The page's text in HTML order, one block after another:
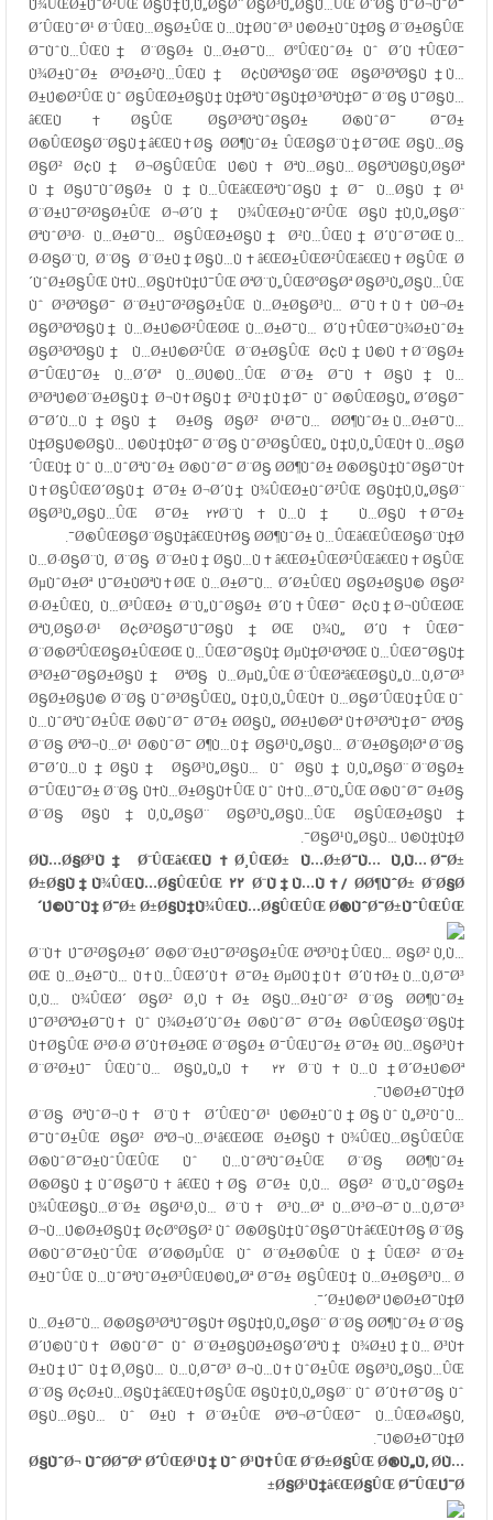
Ù¾ÛŒØ±ÙˆØ²ÛŒ Ø§Ù†Ù‚Ù„Ø§Ø¨ Ø§Ø³Ù„Ø§Ù…ÛŒ Ø¨Ø§ ÙˆØ¬ÙˆØ¯
Ø´ÛŒÙˆØ¹ Ø¨ÛŒÙ…Ø§Ø±ÛŒ Ù…Ù†Ø­ÙˆØ³ Ú©Ø±ÙˆÙ†Ø§ Ø¨Ø±Ø§ÛŒ
Ø¯ÙˆÙ…ÛŒÙ† Ø¨Ø§Ø± Ù…Ø±Ø¯Ù… ØºÛŒÙˆØ± Ùˆ Ø´Ù‡ÛŒØ¯
Ù¾Ø±ÙˆØ± Ø³Ø±Ø²Ù…ÛŒÙ† Ø¢ÙØªØ§Ø¨ØŒ Ø§Ø³ØªØ§Ù† Ù…
Ø±Ú©Ø²ÛŒ Ùˆ Ø§ÛŒØ±Ø§Ù† Ù†ØªÙˆØ§Ù†Ø³ØªÙ†Ø¯ Ø¨Ø§ Ú¯Ø§Ù…
â€ŒÙ‡Ø§ÛŒ Ø§Ø³ØªÙˆØ§Ø± Ø®ÙˆØ¯ Ø¯Ø±
Ø®ÛŒØ§Ø¨Ø§Ù†â€ŒÙ‡Ø§ Ø­Ø¶ÙˆØ± ÛŒØ§Ø¨Ù†Ø¯ØŒ Ø§Ù…Ø§
Ø§Ø² Ø¢Ù† Ø¬Ø§ÛŒÛŒ Ú©Ù‡ ØªÙ…Ø§Ù… Ø§ØªÙØ§Ù‚Ø§Øª
Ù†Ø§Ú¯ÙˆØ§Ø± Ù†Ù…ÛŒâ€ŒØªÙˆØ§Ù†Ø¯ Ù…Ø§Ù†Ø¹
Ø¨Ø±Ú¯Ø²Ø§Ø±ÛŒ Ø¬Ø´Ù† Ù¾ÛŒØ±ÙˆØ²ÛŒ Ø§Ù†Ù‚Ù„Ø§Ø¨
ØªÙˆØ³Ø· Ù…Ø±Ø¯Ù… Ø§ÛŒØ±Ø§Ù† Ø²Ù…ÛŒÙ† Ø´ÙˆØ¯ØŒ Ù…
Ø·Ø§Ø¨Ù‚ Ø¨Ø§ Ø¨Ø±Ù†Ø§Ù…Ù‡â€ŒØ±ÛŒØ²ÛŒâ€ŒÙ‡Ø§ÛŒ Ø
´ÙˆØ±Ø§ÛŒ Ù‡Ù…Ø§Ù‡Ù†Ú¯ÛŒ ØªØ¨Ù„ÛŒØºØ§Øª Ø§Ø³Ù„Ø§Ù…ÛŒ
Ùˆ Ø³ØªØ§Ø¯ Ø¨Ø±Ú¯Ø²Ø§Ø±ÛŒ Ù…Ø±Ø§Ø³Ù… Ø¯Ù‡Ù‡ ÙØ¬Ø±
Ø§Ø³ØªØ§Ù† Ù…Ø±Ú©Ø²ÛŒØŒ Ù…Ø±Ø¯Ù… Ø´Ù‡ÛŒØ¯Ù¾Ø±ÙˆØ±
Ø§Ø³ØªØ§Ù† Ù…Ø±Ú©Ø²ÛŒ Ø¨Ø±Ø§ÛŒ Ø¢Ù†Ú©Ù‡ Ø¨Ø§Ø±
Ø¯ÛŒÚ¯Ø± Ù…Ø´Øª Ù…Ø­Ú©Ù…ÛŒ Ø¨Ø± Ø¯Ù‡Ø§Ù† Ù…
Ø³ØªÚ©Ø¨Ø±Ø§Ù† Ø¬Ù‡Ø§Ù† Ø²Ù†Ù†Ø¯ Ùˆ Ø®ÛŒØ§Ù„ Ø´Ø§Ø¯
Ø¯Ø´Ù…Ù†Ø§Ù† Ø±Ø§ Ø§Ø² Ø¹Ø¯Ù… Ø­Ø¶ÙˆØ± Ù…Ø±Ø¯Ù…
Ù†Ø§Ú©Ø§Ù… Ú©Ù†Ù†Ø¯ Ø¨Ø§ ÙˆØ³Ø§ÛŒÙ„ Ù†Ù‚Ù„ÛŒÙ‡ Ù…Ø§Ø
´ÛŒÙ† Ùˆ Ù…ÙˆØªÙˆØ± Ø®ÙˆØ¯ Ø¨Ø§ Ø­Ø¶ÙˆØ± Ø®Ø§Ù†ÙˆØ§Ø¯Ù‡
Ù‡Ø§ÛŒØ´Ø§Ù† Ø¯Ø± Ø¬Ø´Ù† Ù¾ÛŒØ±ÙˆØ²ÛŒ Ø§Ù†Ù‚Ù„Ø§Ø¨
Ø§Ø³Ù„Ø§Ù…ÛŒ Ø¯Ø± ۲۲Ø¨Ù‡Ù…Ù† Ù…Ø§Ù‡ Ø¯Ø±
Ø®ÛŒØ§Ø¨Ø§Ù†â€ŒÙ‡Ø§ Ø­Ø¶ÙˆØ± Ù…ÛŒâ€ŒÛŒØ§Ø¨Ù†Ø¯.
Ù…Ø·Ø§Ø¨Ù‚ Ø¨Ø§ Ø¨Ø±Ù†Ø§Ù…Ù‡â€ŒØ±ÛŒØ²ÛŒâ€ŒÙ‡Ø§ÛŒ
ØµÙˆØ±Øª Ú¯Ø±ÙØªÙ‡ØŒ Ù…Ø±Ø¯Ù… Ø´Ø±ÛŒÙ Ø§Ø±Ø§Ú© Ø§Ø²
Ø·Ø±ÛŒÙ‚ Ù…Ø³ÛŒØ± Ø¨Ù„ÙˆØ§Ø± Ø´Ù‡ÛŒØ¯ Ø¢Ù†Ø¬ÙÛŒØŒ
ØªÙ‚Ø§Ø·Ø¹ Ø¢Ø²Ø§Ø¯Ú¯Ø§Ù†ØŒ Ù¾Ù„ Ø´Ù‡ÛŒØ¯
Ø¨Ø®ØªÛŒØ§Ø±ÛŒØŒ Ù…ÛŒØ¯Ø§Ù† ØµÙ†Ø¹ØªØŒ Ù…ÛŒØ¯Ø§Ù†
Ø³Ø±Ø¯Ø§Ø±Ø§Ù† ØªØ§ Ù…ØµÙ„ÛŒ Ø¨ÛŒØªâ€ŒØ§Ù„Ù…Ù‚Ø¯Ø³
Ø§Ø±Ø§Ú© Ø¨Ø§ ÙˆØ³Ø§ÛŒÙ„ Ù†Ù‚Ù„ÛŒÙ‡ Ù…Ø§Ø´ÛŒÙ†ÛŒ Ùˆ
Ù…ÙˆØªÙˆØ±ÛŒ Ø®ÙˆØ¯ Ø¯Ø± Ø­Ø§Ù„ Ø­Ø±Ú©Øª Ù‡Ø³ØªÙ†Ø¯ ØªØ§
Ø¨Ø§ ØªØ¬Ù…Ø¹ Ø®ÙˆØ¯ Ø¶Ù…Ù† Ø§Ø¹Ù„Ø§Ù… Ø¨Ø±Ø§Ø¦Øª Ø¨Ø§
Ø¯Ø´Ù…Ù†Ø§Ù† Ø§Ø³Ù„Ø§Ù… Ùˆ Ø§Ù†Ù‚Ù„Ø§Ø¨ Ø¨Ø§Ø±
Ø¯ÛŒÚ¯Ø± Ø¨Ø§ Ù‡Ù…Ø±Ø§Ù‡ÛŒ Ùˆ Ù‡Ù…Ø¯Ù„ÛŒ Ø®ÙˆØ¯ Ø±Ø§
Ø¨Ø§ Ø§Ù†Ù‚Ù„Ø§Ø¨ Ø§Ø³Ù„Ø§Ù…ÛŒ Ø§ÛŒØ±Ø§Ù†
Ø§Ø¹Ù„Ø§Ù… Ú©Ù†Ù†Ø¯.
Ø­Ù…Ø§Ø³Ù‡ Ø¨ÛŒâ€ŒÙ†Ø¸ÛŒØ± Ù…Ø±Ø¯Ù… Ù‚Ù… Ø¯Ø±
Ø±Ø§Ù‡Ù¾ÛŒÙ…Ø§ÛŒÛŒ ۲۲ Ø¨Ù‡Ù…Ù†/ Ø­Ø¶ÙˆØ± Ø¨Ø§Ø
´Ú©ÙˆÙ‡ Ø¯Ø± Ø±Ø§Ù‡Ù¾ÛŒÙ…Ø§ÛŒÛŒ Ø®ÙˆØ¯Ø±ÙˆÛŒÛŒ
Ø¨Ù‡ Ú¯Ø²Ø§Ø±Ø´ Ø®Ø¨Ø±Ú¯Ø²Ø§Ø±ÛŒ ØªØ³Ù†ÛŒÙ… Ø§Ø² Ù‚Ù…
ØŒ Ù…Ø±Ø¯Ù… Ù‡Ù…ÛŒØ´Ù‡ Ø¯Ø± ØµØ­Ù†Ù‡ Ø´Ù‡Ø± Ù…Ù‚Ø¯Ø³
Ù‚Ù… Ù¾ÛŒØ´ Ø§Ø² Ø¸Ù‡Ø± Ø§Ù…Ø±ÙˆØ² Ø¨Ø§ Ø­Ø¶ÙˆØ±
Ú¯Ø³ØªØ±Ø¯Ù‡ Ùˆ Ù¾Ø±Ø´ÙˆØ± Ø®ÙˆØ¯ Ø¯Ø± Ø®ÛŒØ§Ø¨Ø§Ù†
Ù‡Ø§ÛŒ Ø³Ø·Ø­ Ø´Ù‡Ø±ØŒ Ø¨Ø§Ø± Ø¯ÛŒÚ¯Ø± Ø¯Ø± Ø­Ù…Ø§Ø³Ù‡
Ø¨Ø²Ø±Ú¯ ÛŒÙˆÙ… Ø§Ù„Ù„Ù‡ ۲۲ Ø¨Ù‡Ù…Ù† Ø´Ø±Ú©Øª
Ú©Ø±Ø¯Ù†Ø¯.
Ø¨Ø§ ØªÙˆØ¬Ù‡ Ø¨Ù‡ Ø´ÛŒÙˆØ¹ Ú©Ø±ÙˆÙ†Ø§ Ùˆ Ù„Ø²ÙˆÙ…
Ø¯ÙˆØ±ÛŒ Ø§Ø² ØªØ¬Ù…Ø¹â€ŒØŒ Ø±Ø§Ù‡Ù¾ÛŒÙ…Ø§ÛŒÛŒ
Ø®ÙˆØ¯Ø±ÙˆÛŒÛŒ Ùˆ Ù…ÙˆØªÙˆØ±ÛŒ Ø¨Ø§ Ø­Ø¶ÙˆØ±
Ø®Ø§Ù†ÙˆØ§Ø¯Ù‡â€ŒÙ‡Ø§ Ø¯Ø± Ù‚Ù… Ø§Ø² Ø¨Ù„ÙˆØ§Ø±
Ù¾ÛŒØ§Ù…Ø¨Ø± Ø§Ø¹Ø¸Ù… Ø¨Ù‡ Ø³Ù…Øª Ù…Ø³Ø¬Ø¯ Ù…Ù‚Ø¯Ø³
Ø¬Ù…Ú©Ø±Ø§Ù† Ø¢ØºØ§Ø² Ùˆ Ø®Ø§Ù†ÙˆØ§Ø¯Ù‡â€ŒÙ‡Ø§ Ø¨Ø§
Ø®ÙˆØ¯Ø±ÙˆÛŒ Ø´Ø®ØµÛŒ Ùˆ Ø¨Ø±Ø®ÛŒ Ù†ÛŒØ² Ø¨Ø±
Ø±ÙˆÛŒ Ù…ÙˆØªÙˆØ±Ø³ÛŒÚ©Ù„Øª Ø¯Ø± Ø§ÛŒÙ† Ù…Ø±Ø§Ø³Ù… Ø
´Ø±Ú©Øª Ú©Ø±Ø¯Ù†Ø¯.
Ù…Ø±Ø¯Ù… Ø®Ø§Ø³ØªÚ¯Ø§Ù‡ Ø§Ù†Ù‚Ù„Ø§Ø¨ Ø¨Ø§ Ø­Ø¶ÙˆØ± Ø¨Ø§
Ø´Ú©ÙˆÙ‡ Ø®ÙˆØ¯ Ùˆ Ø¨Ø±Ø§ÙØ±Ø§Ø´ØªÙ† Ù¾Ø±Ú†Ù… Ø³Ù‡
Ø±Ù†Ú¯ Ù†Ø¸Ø§Ù… Ù…Ù‚Ø¯Ø³ Ø¬Ù…Ù‡ÙˆØ±ÛŒ Ø§Ø³Ù„Ø§Ù…ÛŒ
Ø¨Ø§ Ø¢Ø±Ù…Ø§Ù†â€ŒÙ‡Ø§ÛŒ Ø§Ù†Ù‚Ù„Ø§Ø¨ Ùˆ Ø´Ù‡Ø¯Ø§ Ùˆ
Ø§Ù…Ø§Ù… Ùˆ Ø±Ù‡Ø¨Ø±ÛŒ ØªØ¬Ø¯ÛŒØ¯ Ù…ÛŒØ«Ø§Ù‚
Ú©Ø±Ø¯Ù†Ø¯.
Ø§ÙˆØ¬ ÙˆØ­Ø¯Øª Ø´ÛŒØ¹Ù‡ Ùˆ Ø³Ù†ÛŒ Ø¨Ø±Ø§ÛŒ Ø®Ù„Ù‚ Ø­Ù…
Ø§Ø³Ù‡â€ŒØ§ÛŒ Ø¯ÛŒÚ¯Ø±